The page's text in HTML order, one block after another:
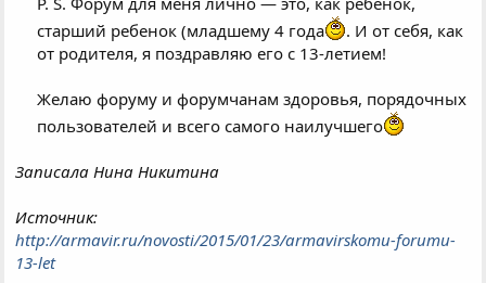
старший ребенок (младшему 4 года
. И от себя, как
от родителя, я поздравляю его с 13-летием!
Желаю форуму и форумчанам здоровья, порядочных
пользователей и всего самого наилучшего
Записала Нина Никитина
Источник:
http://armavir.ru/novosti/2015/01/23/armavirskomu-forumu-
13-let